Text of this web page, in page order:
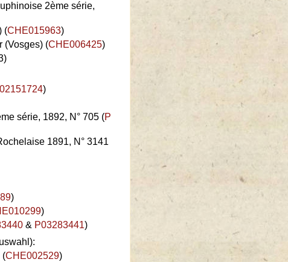
2ème série,
(CHE015963)
(Vosges) (CHE006425)
)
série, 1892, N° 705 (P
1891, N° 3141
)
)
& P03283441)
(CHE002529)